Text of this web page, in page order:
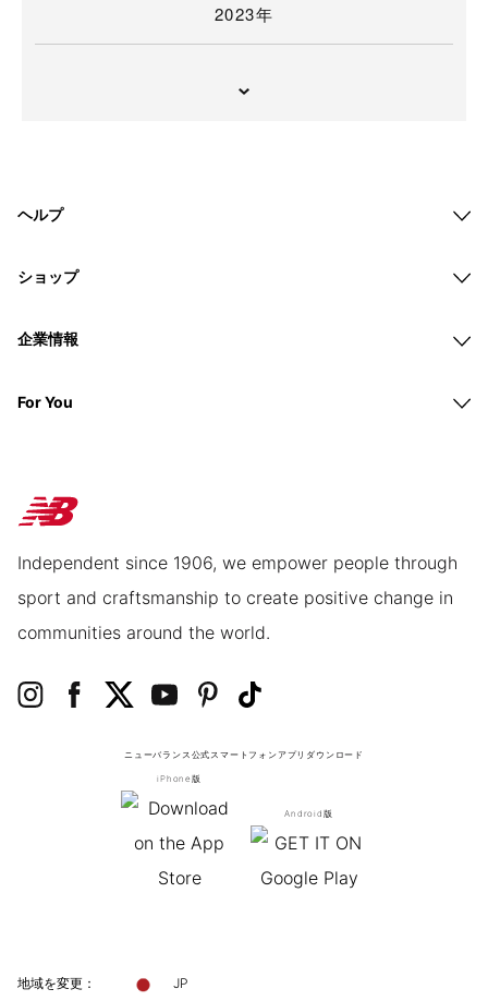
2023年
ヘルプ
ショップ
企業情報
For You
Independent since 1906, we empower people through
sport and craftsmanship to create positive change in
communities around the world.
ニューバランス公式スマートフォンアプリ ダウンロード
iPhone版
Android版
地域を変更： JP